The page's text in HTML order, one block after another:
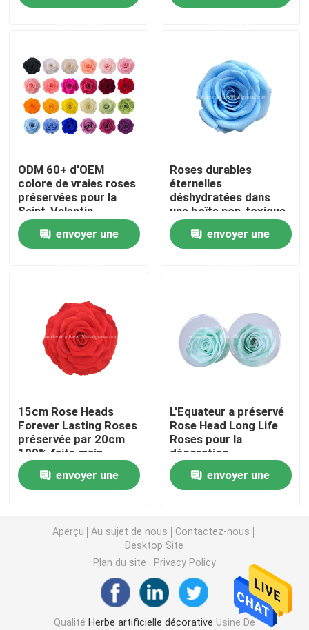
À propos de nous
Contrôle de qualité
Nouvelles
Cas
Herbe artificielle décorative
Gazon artificiel d'herbe
Pétales de fleurs artificielles
Boule de fleurs artificielles
Usines artificielles de décoration
Ornements décoratifs
Moss Mat artificiel
ODM 60+ d'OEM
colore de vraies roses
préservées pour la
Saint-Valentin
envoyer une
Roses durables
éternelles
déshydratées dans
une boîte non-toxique
envoyer une
15cm Rose Heads
Forever Lasting Roses
préservée par 20cm
100% faite main
envoyer une
L'Equateur a préservé
Rose Head Long Life
Roses pour la
décoration
d'événement de partie
envoyer une
Aperçu Au sujet de nous
Contactez-nous
Desktop Site
Plan du site
Privacy Policy
Qualité Herbe artificielle décorative Usine De